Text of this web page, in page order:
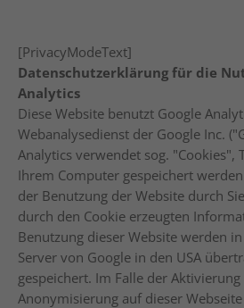
[PrivacyModeText]
Datenschutzerklärung für die
Analytics
Diese Website benutzt Google
Webanalysedienst der Google Inc.
Analytics verwendet sog. "Cookies",
Ihrem Computer gespeichert
der Benutzung der Website durch
durch den Cookie erzeugten
Benutzung dieser Website werden
Server von Google in den USA
gespeichert. Im Falle der Aktivierung
Anonymisierung auf dieser